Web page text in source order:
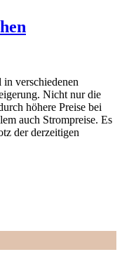
verschiedenen
Nicht nur die
höhere Preise bei
auch Strompreise. Es
der derzeitigen